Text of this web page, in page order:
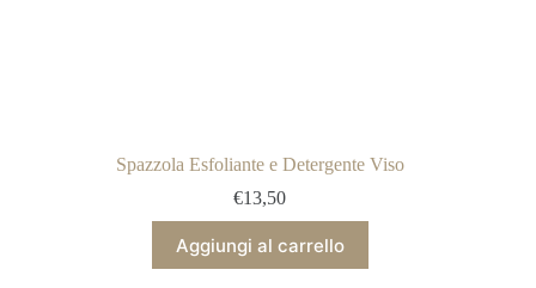
Spazzola Esfoliante e Detergente Viso
€13,50
Aggiungi al carrello